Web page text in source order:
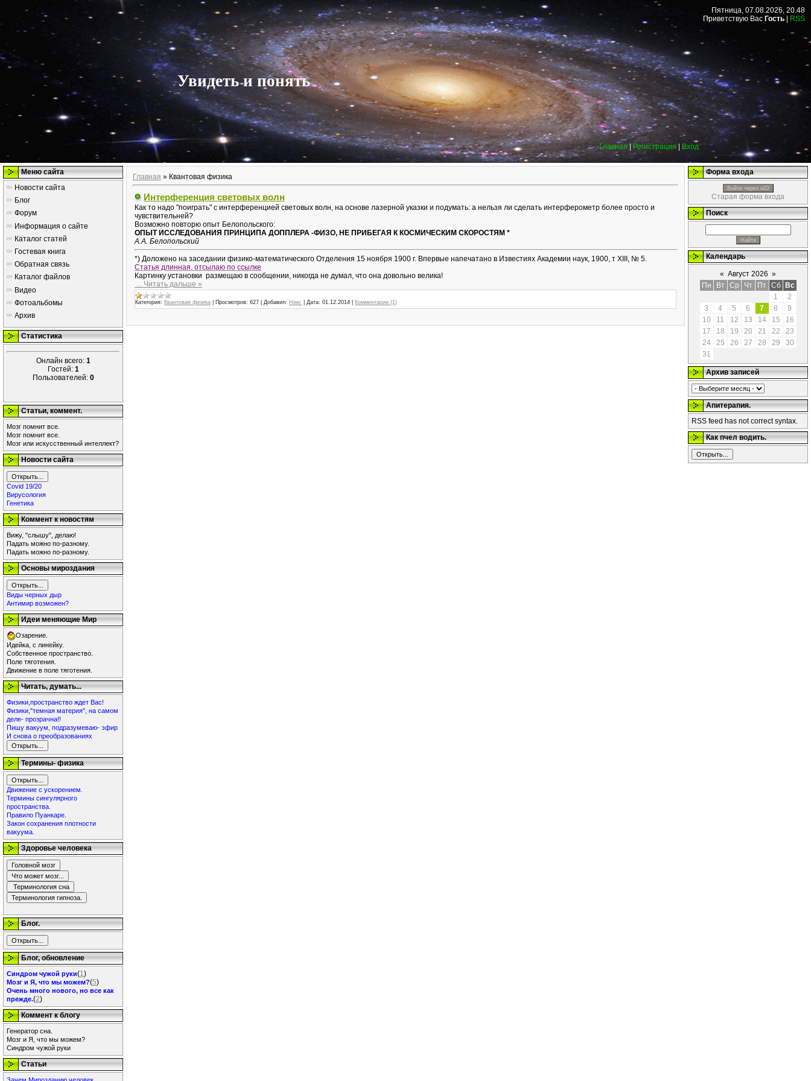
Увидеть и понять
Пятница, 07.08.2026, 20.48
Приветствую Вас Гость RSS
Главная|Регистрация| Вход
Меню сайта
Новости сайта
Блог
Форум
Информация о сайте
Каталог статей
Гостевая книга
Обратная связь
Каталог файлов
Видео
Фотоальбомы
Архив
Статистика
Онлайн всего: 1
Гостей: 1
Пользователей: 0
Статьи, коммент.
Мозг помнит все.
Мозг помнит все.
Мозг или искусственный интеллект?
Новости сайта
Covid 19/20
Вирусология
Генетика
Коммент к новостям
Вижу, "слышу", делаю!
Падать можно по-разному.
Падать можно по-разному.
Основы мироздания
Виды черных дыр
Антимир возможен?
Идеи меняющие Мир
Озарение.
Идейка, с линейку.
Собственное пространство.
Поле тяготения.
Движение в поле тяготения.
Читать, думать...
Физики,пространство ждет Вас!
Физики,"темная материя", на самом
деле- прозрачна!!
Пишу вакуум, подразумеваю- эфир
И снова о преобразованиях
Термины- физика
Движение с ускорением.
Термины сингулярного
пространства.
Правило Пуанкаре.
Закон сохранения плотности
вакуума.
Здоровье человека
Блог.
Блог, обновление
Синдром чужой руки(1)
Мозг и Я, что мы можем?(5)
Очень много нового, но все как
прежде.(2)
Коммент к блогу
Генератор сна.
Мозг и Я, что мы можем?
Синдром чужой руки
Статьи
Главная » Квантовая физика
Интерференция световых волн
Как то надо "поиграть" с интерференцией световых волн, на основе лазерной указки и подумать: а нельзя ли сделать интерферометр более просто и
чувствительней?
Возможно повторю опыт Белопольского:
ОПЫТ ИССЛЕДОВАНИЯ ПРИНЦИПА ДОППЛЕРА -ФИЗО, НЕ ПРИБЕГАЯ К КОСМИЧЕСКИМ СКОРОСТЯМ *
А.А. Белопольский
*) Доложено на заседании физико-математического Отделения 15 ноября 1900 г. Впервые напечатано в Известиях Академии наук, 1900, т XIII, № 5.
Статья длинная, отсылаю по ссылке
Картинку установки размещаю в сообщении, никогда не думал, что она довольно велика!
... Читать дальше »
Категория: Квантовая физика Просмотров: 627 Добавил: Никс Дата: 01.12.2014 Комментарии (1)
Форма входа
Войти через uID
Старая форма входа
Поиск
Календарь
« Август 2026 »
Пн
Вт Ср Чт Пт Сб
Вс
1
2
3
4 5 6 7 8
9
10
11 12 13 14 15
16
17
18 19 20 21 22
23
24
25 26 27 28 29
30
31
Архив записей
Апитерапия.
RSS feed has not correct syntax.
Как пчел водить.